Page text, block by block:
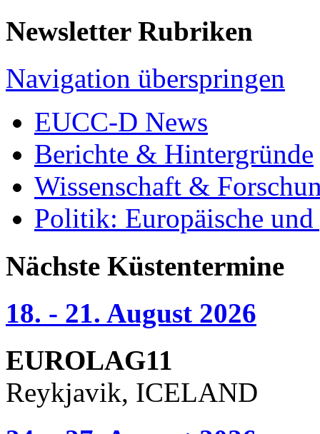
Newsletter Rubriken
Navigation überspringen
EUCC-D News
Berichte & Hintergründe
Wissenschaft &
Politik: Europäische
Nächste Küstentermine
18. - 21. August 2026
EUROLAG11
Reykjavik, ICELAND